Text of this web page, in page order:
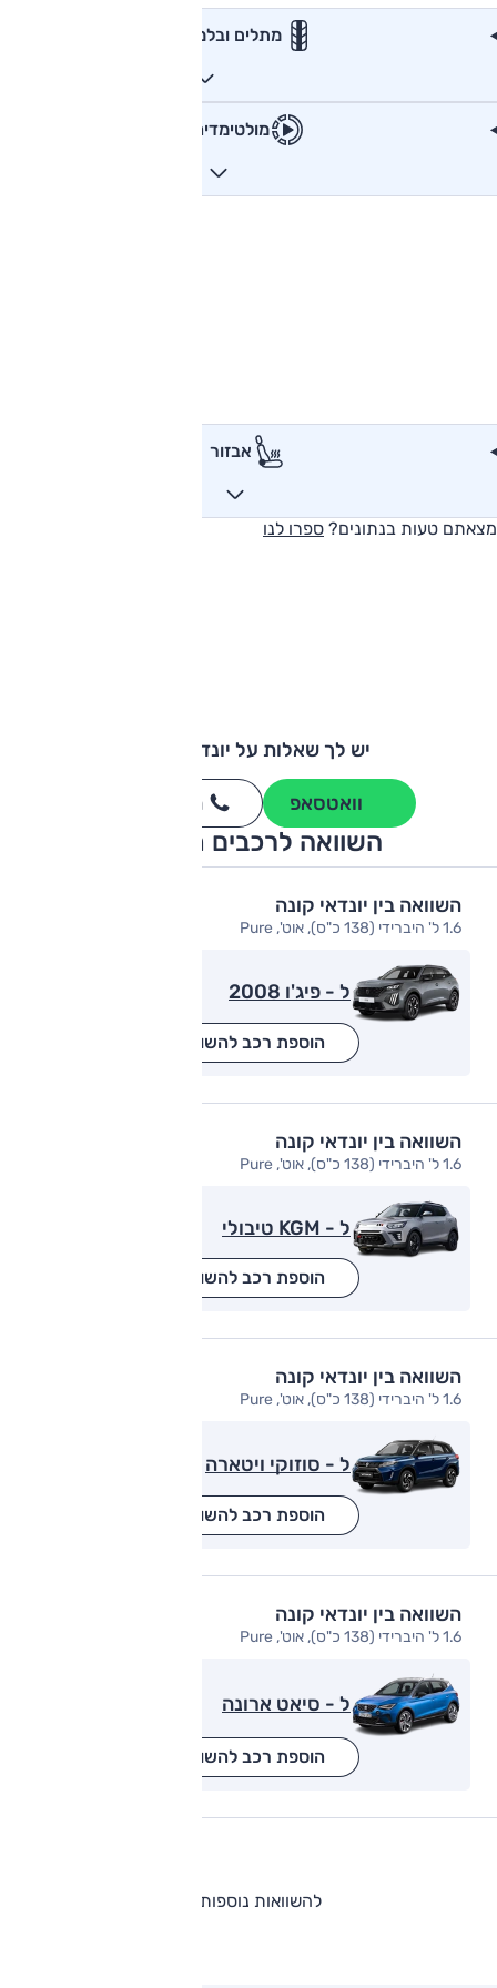
מתלים ובלמים
מולטימדיה
אבזור
מצאתם טעות בנתונים? ספרו לנו
יש לך שאלות על יונדאי קונה?
וואטסאפ חייגו
השוואה לרכבים מתחרים
השוואה בין יונדאי קונה
1.6 ל' היברידי (138 כ"ס), אוט', Pure
ל - פיג'ו 2008
הוספת רכב להשוואה
השוואה בין יונדאי קונה
1.6 ל' היברידי (138 כ"ס), אוט', Pure
ל - KGM טיבולי
הוספת רכב להשוואה
השוואה בין יונדאי קונה
1.6 ל' היברידי (138 כ"ס), אוט', Pure
ל - סוזוקי ויטארה
הוספת רכב להשוואה
השוואה בין יונדאי קונה
1.6 ל' היברידי (138 כ"ס), אוט', Pure
ל - סיאט ארונה
הוספת רכב להשוואה
להשוואות נוספות